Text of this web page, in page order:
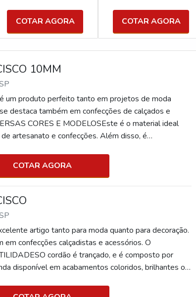
COTAR AGORA COTAR AGORA
10MM
um produto perfeito tanto em projetos de moda
destaca também em confecções de calçados e
CORES E MODELOSEste é o material ideal
artesanato e confecções. Além disso, é
das cores, o cordão também é encontrado em
também pode ser de acordo com a necessidade do
é trançado, e é composto por algodão e poliéster,
coloridos, brilhantes ou metalizados, e com
por exemplo: Bolsas; Cintos; Cortinas; Almofadas;
EM CORDÃO SÃO FRANCISCO 10MMA
virando referência no mercado pela qualidade e
buscando a excelência no atendimento para
aos seus clientes. Solicite um orçamento agora
COTAR AGORA
artigo tanto para moda quanto para decoração.
confecções calçadistas e acessórios. O
cordão é trançado, e é composto por
disponível em acabamentos coloridos, brilhantes ou
por exemplo: Bolsas; Cintos; Cortinas; Almofadas;